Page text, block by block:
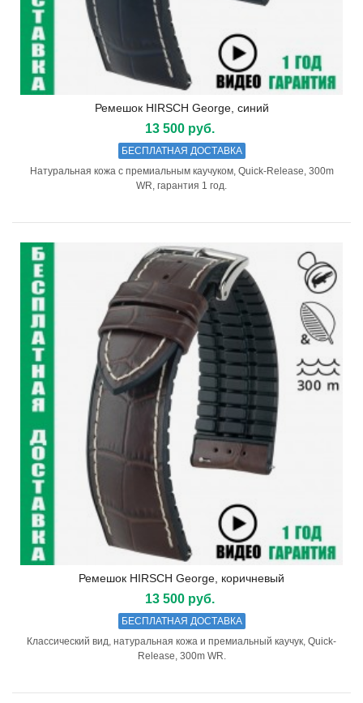
Ремешок HIRSCH George, синий
13 500 руб.
БЕСПЛАТНАЯ ДОСТАВКА
Натуральная кожа с премиальным каучуком, Quick-Release, 300m
WR, гарантия 1 год.
Ремешок HIRSCH George, коричневый
13 500 руб.
БЕСПЛАТНАЯ ДОСТАВКА
Классический вид, натуральная кожа и премиальный каучук, Quick-
Release, 300m WR.